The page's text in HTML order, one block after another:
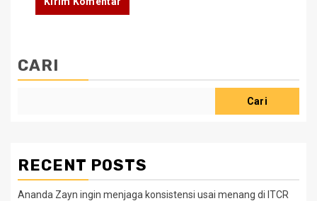
CARI
Cari
RECENT POSTS
Ananda Zayn ingin menjaga konsistensi usai menang di ITCR